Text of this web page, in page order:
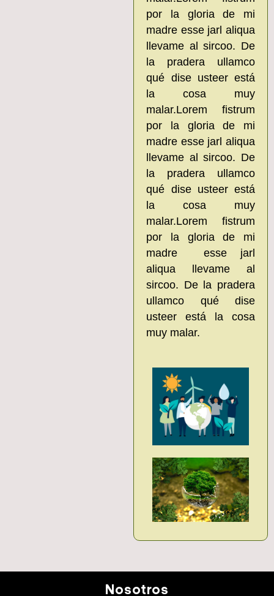
por la gloria de mi
madre esse jarl aliqua
llevame al sircoo. De
la pradera ullamco
qué dise usteer está
la cosa muy
malar.Lorem fistrum
por la gloria de mi
madre esse jarl aliqua
llevame al sircoo. De
la pradera ullamco
qué dise usteer está
la cosa muy
malar.Lorem fistrum
por la gloria de mi
madre esse jarl
aliqua llevame al
sircoo. De la pradera
ullamco qué dise
usteer está la cosa
muy malar.
Nosotros